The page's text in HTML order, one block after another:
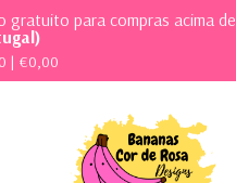
gratuito para compras acima de
0 | €0,00